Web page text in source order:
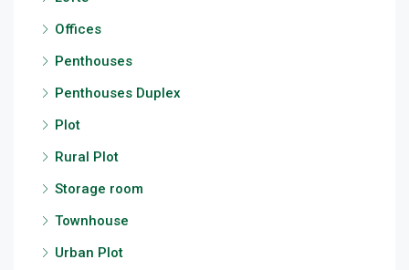
Offices
Penthouses
Penthouses Duplex
Plot
Rural Plot
Storage room
Townhouse
Urban Plot